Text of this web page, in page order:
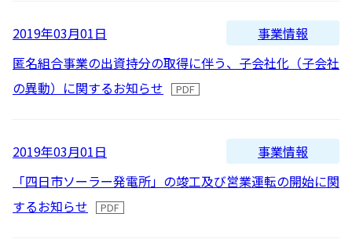
太陽光発電の取り組み
バイオマス発電の取り組み
株式情報 / 社債情報
IRカレンダー
IRメール配信
2018
2017
2015
2014
2019年03月01日
事業情報
匿名組合事業の出資持分の取得に伴う、子会社化（子会社
の異動）に関するお知らせ
2019年03月01日
事業情報
「四日市ソーラー発電所」の竣工及び営業運転の開始に関
するお知らせ